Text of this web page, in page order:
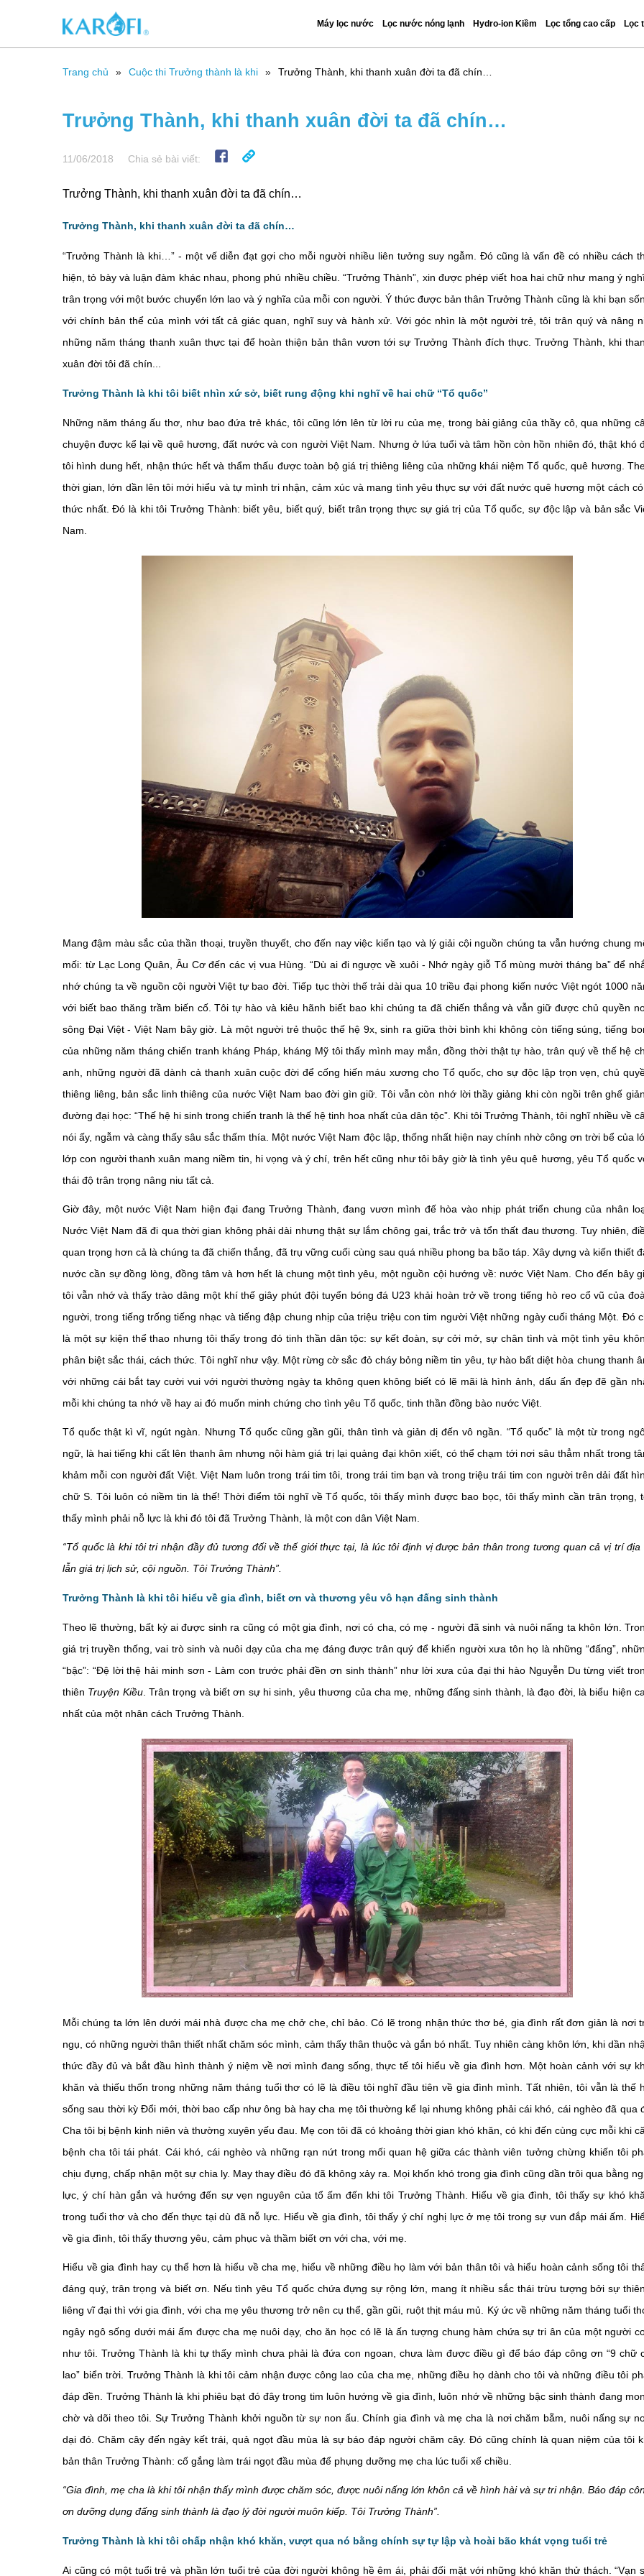
Máy lọc nước Lọc nước nóng lạnh Hydro-ion Kiềm Lọc tổng cao cấp Lọc
Trang chủ Cuộc thi Trưởng thành là khi Trưởng Thành, khi thanh xuân đời ta đã chín…
Trưởng Thành, khi thanh xuân đời ta đã chín…
11/06/2018 Chia sẻ bài viết:
Trưởng Thành, khi thanh xuân đời ta đã chín…
Trưởng Thành, khi thanh xuân đời ta đã chín…
“Trưởng Thành là khi…” - một vế diễn đạt gợi cho mỗi người nhiều liên tưởng suy ngẫm. Đó cũng là vấn đề có nhiều cách
hiện, tỏ bày và luận đàm khác nhau, phong phú nhiều chiều. “Trưởng Thành”, xin được phép viết hoa hai chữ như mang ý
trân trọng với một bước chuyển lớn lao và ý nghĩa của mỗi con người. Ý thức được bản thân Trưởng Thành cũng là khi bạn
với chính bản thể của mình với tất cả giác quan, nghĩ suy và hành xử. Với góc nhìn là một người trẻ, tôi trân quý và nâng
những năm tháng thanh xuân thực tại để hoàn thiện bản thân vươn tới sự Trưởng Thành đích thực. Trưởng Thành, khi
xuân đời tôi đã chín...
Trưởng Thành là khi tôi biết nhìn xứ sở, biết rung động khi nghĩ về hai chữ “Tổ quốc”
Những năm tháng ấu thơ, như bao đứa trẻ khác, tôi cũng lớn lên từ lời ru của mẹ, trong bài giảng của thầy cô, qua những
chuyện được kể lại về quê hương, đất nước và con người Việt Nam. Nhưng ở lứa tuổi và tâm hồn còn hồn nhiên đó, thật khó
tôi hình dung hết, nhận thức hết và thẩm thấu được toàn bộ giá trị thiêng liêng của những khái niệm Tổ quốc, quê hương.
thời gian, lớn dần lên tôi mới hiểu và tự mình tri nhận, cảm xúc và mang tình yêu thực sự với đất nước quê hương một cách
thức nhất. Đó là khi tôi Trưởng Thành: biết yêu, biết quý, biết trân trọng thực sự giá trị của Tổ quốc, sự độc lập và bản sắc
Nam.
Mang đậm màu sắc của thần thoại, truyền thuyết, cho đến nay việc kiến tạo và lý giải cội nguồn chúng ta vẫn hướng chung
mối: từ Lạc Long Quân, Âu Cơ đến các vị vua Hùng. “Dù ai đi ngược về xuôi - Nhớ ngày giỗ Tổ mùng mười tháng ba” để
nhớ chúng ta về nguồn cội người Việt tự bao đời. Tiếp tục thời thế trải dài qua 10 triều đại phong kiến nước Việt ngót 1000
với biết bao thăng trầm biến cố. Tôi tự hào và kiêu hãnh biết bao khi chúng ta đã chiến thắng và vẫn giữ được chủ quyền
sông Đại Việt - Việt Nam bây giờ. Là một người trẻ thuộc thế hệ 9x, sinh ra giữa thời bình khi không còn tiếng súng, tiếng
của những năm tháng chiến tranh kháng Pháp, kháng Mỹ tôi thấy mình may mắn, đồng thời thật tự hào, trân quý về thế hệ
anh, những người đã dành cả thanh xuân cuộc đời để cống hiến máu xương cho Tổ quốc, cho sự độc lập trọn vẹn, chủ
thiêng liêng, bản sắc linh thiêng của nước Việt Nam bao đời gìn giữ. Tôi vẫn còn nhớ lời thầy giảng khi còn ngồi trên ghế
đường đại học: “Thế hệ hi sinh trong chiến tranh là thế hệ tinh hoa nhất của dân tộc”. Khi tôi Trưởng Thành, tôi nghĩ nhiều về
nói ấy, ngẫm và càng thấy sâu sắc thấm thía. Một nước Việt Nam độc lập, thống nhất hiện nay chính nhờ công ơn trời bể của
lớp con người thanh xuân mang niềm tin, hi vọng và ý chí, trên hết cũng như tôi bây giờ là tình yêu quê hương, yêu Tổ quốc
thái độ trân trọng nâng niu tất cả.
Giờ đây, một nước Việt Nam hiện đại đang Trưởng Thành, đang vươn mình đế hòa vào nhịp phát triển chung của nhân
Nước Việt Nam đã đi qua thời gian không phải dài nhưng thật sự lắm chông gai, trắc trở và tổn thất đau thương. Tuy nhiên,
quan trọng hơn cả là chúng ta đã chiến thắng, đã trụ vững cuối cùng sau quá nhiều phong ba bão táp. Xây dựng và kiến thiết
nước cần sự đồng lòng, đồng tâm và hơn hết là chung một tình yêu, một nguồn cội hướng về: nước Việt Nam. Cho đến bây
tôi vẫn nhớ và thấy trào dâng một khí thế giây phút đội tuyển bóng đá U23 khải hoàn trở về trong tiếng hò reo cổ vũ của
người, trong tiếng trống tiếng nhạc và tiếng đập chung nhịp của triệu triệu con tim người Việt những ngày cuối tháng Một. Đó
là một sự kiện thể thao nhưng tôi thấy trong đó tinh thần dân tộc: sự kết đoàn, sự cởi mở, sự chân tình và một tình yêu
phân biệt sắc thái, cách thức. Tôi nghĩ như vậy. Một rừng cờ sắc đỏ cháy bỏng niềm tin yêu, tự hào bất diệt hòa chung thanh
với những cái bắt tay cười vui với người thường ngày ta không quen không biết có lẽ mãi là hình ảnh, dấu ấn đẹp đẽ gần
mỗi khi chúng ta nhớ về hay ai đó muốn minh chứng cho tình yêu Tổ quốc, tinh thần đồng bào nước Việt.
Tổ quốc thật kì vĩ, ngút ngàn. Nhưng Tổ quốc cũng gần gũi, thân tình và giản dị đến vô ngần. “Tổ quốc” là một từ trong
ngữ, là hai tiếng khi cất lên thanh âm nhưng nội hàm giá trị lại quảng đại khôn xiết, có thể chạm tới nơi sâu thẳm nhất trong
khảm mỗi con người đất Việt. Việt Nam luôn trong trái tim tôi, trong trái tim bạn và trong triệu trái tim con người trên dải đất
chữ S. Tôi luôn có niềm tin là thế! Thời điểm tôi nghĩ về Tổ quốc, tôi thấy mình được bao bọc, tôi thấy mình cần trân trọng,
thấy mình phải nỗ lực là khi đó tôi đã Trưởng Thành, là một con dân Việt Nam.
“Tổ quốc là khi tôi tri nhận đầy đủ tương đối về thế giới thực tại, là lúc tôi định vị được bản thân trong tương quan cả vị trí địa
lẫn giá trị lịch sử, cội nguồn. Tôi Trưởng Thành”.
Trưởng Thành là khi tôi hiểu về gia đình, biết ơn và thương yêu vô hạn đấng sinh thành
Theo lẽ thường, bất kỳ ai được sinh ra cũng có một gia đình, nơi có cha, có mẹ - người đã sinh và nuôi nấng ta khôn lớn.
giá trị truyền thống, vai trò sinh và nuôi dạy của cha mẹ đáng được trân quý để khiến người xưa tôn họ là những “đấng”,
“bậc”: “Đệ lời thệ hải minh sơn - Làm con trước phải đền ơn sinh thành” như lời xưa của đại thi hào Nguyễn Du từng viết
thiên Truyện Kiều. Trân trọng và biết ơn sự hi sinh, yêu thương của cha mẹ, những đấng sinh thành, là đạo đời, là biểu hiện
nhất của một nhân cách Trưởng Thành.
Mỗi chúng ta lớn lên dưới mái nhà được cha mẹ chở che, chỉ bảo. Có lẽ trong nhận thức thơ bé, gia đình rất đơn giản là nơi
ngụ, có những người thân thiết nhất chăm sóc mình, cảm thấy thân thuộc và gắn bó nhất. Tuy nhiên càng khôn lớn, khi dần
thức đầy đủ và bắt đầu hình thành ý niệm về nơi mình đang sống, thực tế tôi hiểu về gia đình hơn. Một hoàn cảnh với sự
khăn và thiếu thốn trong những năm tháng tuổi thơ có lẽ là điều tôi nghĩ đầu tiên về gia đình mình. Tất nhiên, tôi vẫn là thế
sống sau thời kỳ Đổi mới, thời bao cấp như ông bà hay cha mẹ tôi thường kể lại nhưng không phải cái khó, cái nghèo đã qua
Cha tôi bị bệnh kinh niên và thường xuyên yếu đau. Mẹ con tôi đã có khoảng thời gian khó khăn, có khi đến cùng cực mỗi khi
bệnh cha tôi tái phát. Cái khó, cái nghèo và những rạn nứt trong mối quan hệ giữa các thành viên tưởng chừng khiến tôi
chịu đựng, chấp nhận một sự chia ly. May thay điều đó đã không xảy ra. Mọi khốn khó trong gia đình cũng dần trôi qua bằng
lực, ý chí hàn gắn và hướng đến sự vẹn nguyên của tổ ấm đến khi tôi Trưởng Thành. Hiểu về gia đình, tôi thấy sự khó
trong tuổi thơ và cho đến thực tại dù đã nỗ lực. Hiểu về gia đình, tôi thấy ý chí nghị lực ở mẹ tôi trong sự vun đắp mái ấm.
về gia đình, tôi thấy thương yêu, cảm phục và thầm biết ơn với cha, với mẹ.
Hiểu về gia đình hay cụ thể hơn là hiểu về cha mẹ, hiểu về những điều họ làm với bản thân tôi và hiểu hoàn cảnh sống tôi
đáng quý, trân trọng và biết ơn. Nếu tình yêu Tổ quốc chứa đựng sự rộng lớn, mang ít nhiều sắc thái trừu tượng bởi sự
liêng vĩ đại thì với gia đình, với cha mẹ yêu thương trở nên cụ thể, gần gũi, ruột thịt máu mủ. Ký ức về những năm tháng tuổi
ngây ngô sống dưới mái ấm được cha mẹ nuôi dạy, cho ăn học có lẽ là ấn tượng chung hàm chứa sự tri ân của một người
như tôi. Trưởng Thành là khi tự thấy mình chưa phải là đứa con ngoan, chưa làm được điều gì để báo đáp công ơn “9 chữ
lao” biển trời. Trưởng Thành là khi tôi cảm nhận được công lao của cha mẹ, những điều họ dành cho tôi và những điều tôi
đáp đền. Trưởng Thành là khi phiêu bạt đó đây trong tim luôn hướng về gia đình, luôn nhớ về những bậc sinh thành đang
chờ và dõi theo tôi. Sự Trưởng Thành khởi nguồn từ sự non ấu. Chính gia đình và mẹ cha là nơi chăm bẵm, nuôi nấng sự
dại đó. Chăm cây đến ngày kết trái, quả ngọt đầu mùa là sự báo đáp người chăm cây. Đó cũng chính là quan niệm của tôi
bản thân Trưởng Thành: cố gắng làm trái ngọt đầu mùa để phụng dưỡng mẹ cha lúc tuổi xế chiều.
“Gia đình, mẹ cha là khi tôi nhận thấy mình được chăm sóc, được nuôi nấng lớn khôn cả về hình hài và sự tri nhận. Báo đáp
ơn dưỡng dụng đấng sinh thành là đạo lý đời người muôn kiếp. Tôi Trưởng Thành”.
Trưởng Thành là khi tôi chấp nhận khó khăn, vượt qua nó bằng chính sự tự lập và hoài bão khát vọng tuổi trẻ
Ai cũng có một tuổi trẻ và phần lớn tuổi trẻ của đời người không hề êm ái, phải đối mặt với những khó khăn thử thách. “Vạn